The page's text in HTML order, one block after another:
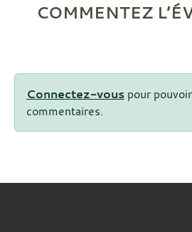
COMMENTEZ
Connectez-vous pour
commentaires.